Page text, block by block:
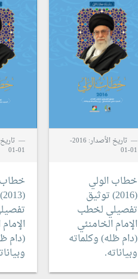
تاريخ الأصدار: 2016-
01-01
خطاب الولي
(2016)
توثيق
تفصيلي لخطب
الإمام الخامنئي
(دام ظله) وكلماته
وبياناته.
01-01
خطاب
(2013)
(دام